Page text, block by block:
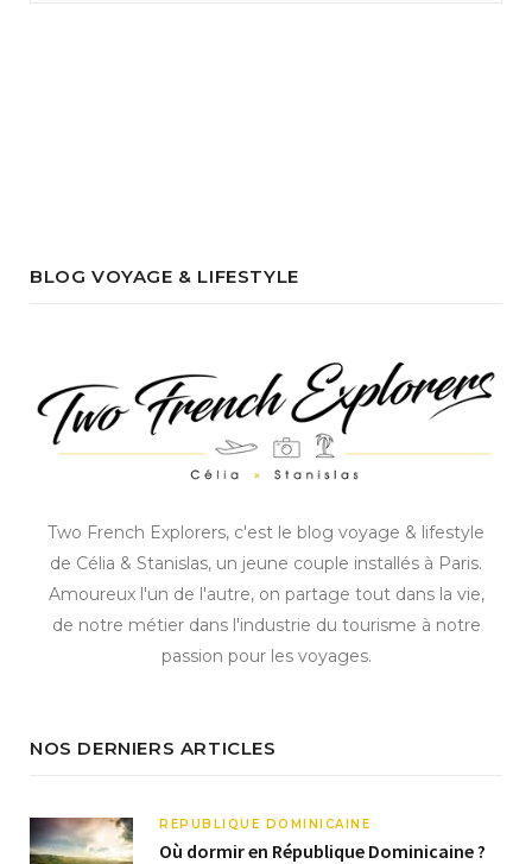
BLOG VOYAGE & LIFESTYLE
Two French Explorers, c'est le blog voyage & lifestyle
de Célia & Stanislas, un jeune couple installés à Paris.
Amoureux l'un de l'autre, on partage tout dans la vie,
de notre métier dans l'industrie du tourisme à notre
passion pour les voyages.
NOS DERNIERS ARTICLES
RÉPUBLIQUE DOMINICAINE
Où dormir en République Dominicaine ?